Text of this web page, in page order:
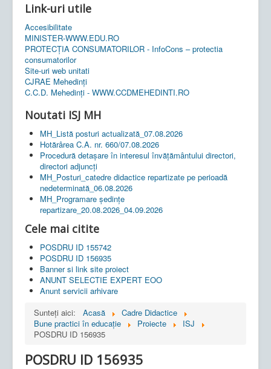
Link-uri utile
Accesibilitate
MINISTER-WWW.EDU.RO
PROTECȚIA CONSUMATORILOR - InfoCons – protectia
consumatorilor
Site-uri web unitati
CJRAE Mehedinți
C.C.D. Mehedinţi - WWW.CCDMEHEDINTI.RO
Noutati ISJ MH
MH_Listă posturi actualizată_07.08.2026
Hotărârea C.A. nr. 660/07.08.2026
Procedură detașare în interesul învățământului directori,
directori adjuncți
MH_Posturi_catedre didactice repartizate pe perioadă
nedeterminată_06.08.2026
MH_Programare ședințe
repartizare_20.08.2026_04.09.2026
Cele mai citite
POSDRU ID 155742
POSDRU ID 156935
Banner si link site proiect
ANUNT SELECTIE EXPERT EOO
Anunt servicii arhivare
Sunteți aici:
Acasă
Cadre Didactice
Bune practici în educaţie
Proiecte
ISJ
POSDRU ID 156935
POSDRU ID 156935